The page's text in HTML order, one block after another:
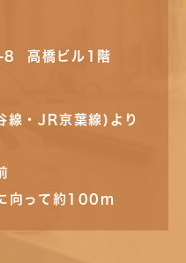
8 高橋ビル1階
線・JR京葉線)より
向って約100m